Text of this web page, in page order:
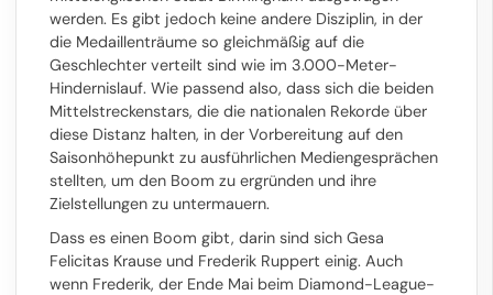
werden. Es gibt jedoch keine andere Disziplin, in der
die Medaillenträume so gleichmäßig auf die
Geschlechter verteilt sind wie im 3.000-Meter-
Hindernislauf. Wie passend also, dass sich die beiden
Mittelstreckenstars, die die nationalen Rekorde über
diese Distanz halten, in der Vorbereitung auf den
Saisonhöhepunkt zu ausführlichen Mediengesprächen
stellten, um den Boom zu ergründen und ihre
Zielstellungen zu untermauern.
Dass es einen Boom gibt, darin sind sich Gesa
Felicitas Krause und Frederik Ruppert einig. Auch
wenn Frederik, der Ende Mai beim Diamond-League-